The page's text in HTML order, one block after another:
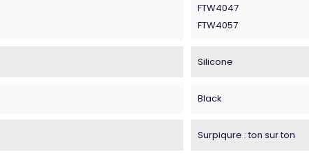
FTW4047
FTW4057
Silicone
Black
Surpiqure : ton sur ton